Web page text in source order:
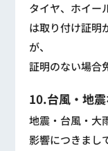
タイヤ、ホイー
は取り付け証明
が、
証明のない場合
10.台風・地
地震・台風・大
影響につきまし